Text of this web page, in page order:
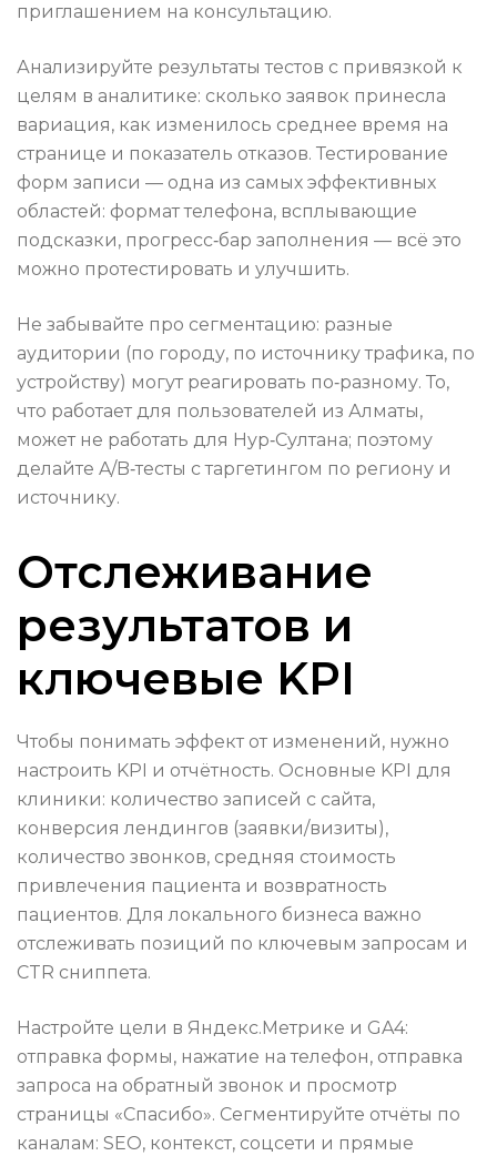
приглашением на консультацию.
Анализируйте результаты тестов с привязкой к
целям в аналитике: сколько заявок принесла
вариация, как изменилось среднее время на
странице и показатель отказов. Тестирование
форм записи — одна из самых эффективных
областей: формат телефона, всплывающие
подсказки, прогресс‑бар заполнения — всё это
можно протестировать и улучшить.
Не забывайте про сегментацию: разные
аудитории (по городу, по источнику трафика, по
устройству) могут реагировать по‑разному. То,
что работает для пользователей из Алматы,
может не работать для Нур‑Султана; поэтому
делайте A/B‑тесты с таргетингом по региону и
источнику.
Отслеживание
результатов и
ключевые KPI
Чтобы понимать эффект от изменений, нужно
настроить KPI и отчётность. Основные KPI для
клиники: количество записей с сайта,
конверсия лендингов (заявки/визиты),
количество звонков, средняя стоимость
привлечения пациента и возвратность
пациентов. Для локального бизнеса важно
отслеживать позиций по ключевым запросам и
CTR сниппета.
Настройте цели в Яндекс.Метрике и GA4:
отправка формы, нажатие на телефон, отправка
запроса на обратный звонок и просмотр
страницы «Спасибо». Сегментируйте отчёты по
каналам: SEO, контекст, соцсети и прямые